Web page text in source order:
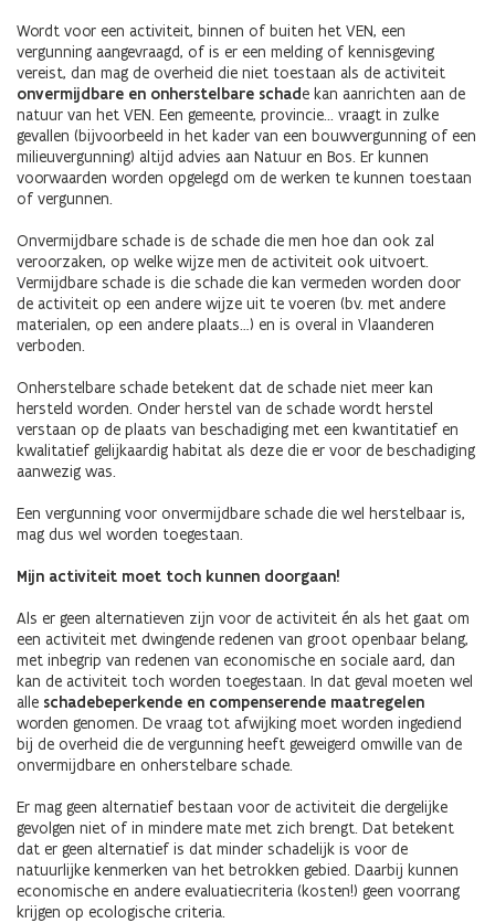
Wordt voor een activiteit, binnen of buiten het VEN, een
vergunning aangevraagd, of is er een melding of kennisgeving
vereist, dan mag de overheid die niet toestaan als de activiteit
onvermijdbare en onherstelbare schade kan aanrichten aan de
natuur van het VEN. Een gemeente, provincie... vraagt in zulke
gevallen (bijvoorbeeld in het kader van een bouwvergunning of een
milieuvergunning) altijd advies aan Natuur en Bos. Er kunnen
voorwaarden worden opgelegd om de werken te kunnen toestaan
of vergunnen.
Onvermijdbare schade is de schade die men hoe dan ook zal
veroorzaken, op welke wijze men de activiteit ook uitvoert.
Vermijdbare schade is die schade die kan vermeden worden door
de activiteit op een andere wijze uit te voeren (bv. met andere
materialen, op een andere plaats…) en is overal in Vlaanderen
verboden.
Onherstelbare schade betekent dat de schade niet meer kan
hersteld worden. Onder herstel van de schade wordt herstel
verstaan op de plaats van beschadiging met een kwantitatief en
kwalitatief gelijkaardig habitat als deze die er voor de beschadiging
aanwezig was.
Een vergunning voor onvermijdbare schade die wel herstelbaar is,
mag dus wel worden toegestaan.
Mijn activiteit moet toch kunnen doorgaan!
Als er geen alternatieven zijn voor de activiteit én als het gaat om
een activiteit met dwingende redenen van groot openbaar belang,
met inbegrip van redenen van economische en sociale aard, dan
kan de activiteit toch worden toegestaan. In dat geval moeten wel
alle schadebeperkende en compenserende maatregelen
worden genomen. De vraag tot afwijking moet worden ingediend
bij de overheid die de vergunning heeft geweigerd omwille van de
onvermijdbare en onherstelbare schade.
Er mag geen alternatief bestaan voor de activiteit die dergelijke
gevolgen niet of in mindere mate met zich brengt. Dat betekent
dat er geen alternatief is dat minder schadelijk is voor de
natuurlijke kenmerken van het betrokken gebied. Daarbij kunnen
economische en andere evaluatiecriteria (kosten!) geen voorrang
krijgen op ecologische criteria.